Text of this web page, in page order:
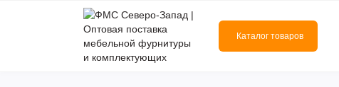
Каталог товаров